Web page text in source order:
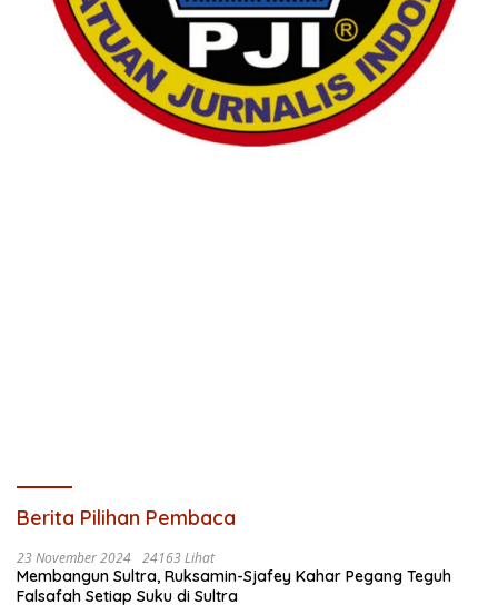
Berita Pilihan Pembaca
23 November 2024 24163 Lihat
Membangun Sultra, Ruksamin-Sjafey Kahar Pegang Teguh
Falsafah Setiap Suku di Sultra